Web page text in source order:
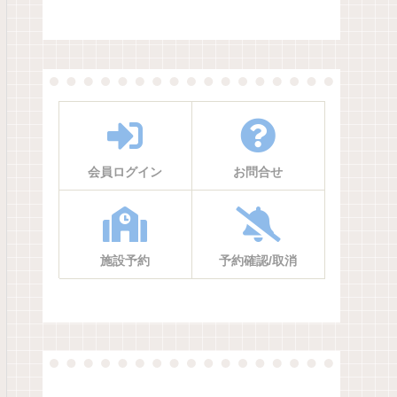
会員ログイン お問合せ
施設予約 予約確認/取消